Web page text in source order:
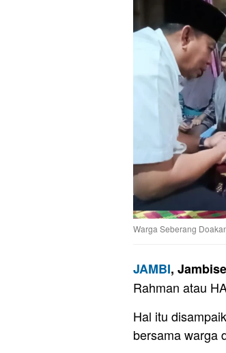
Warga Seberang
JAMBI,
Rahman atau
Hal itu
bersama warga